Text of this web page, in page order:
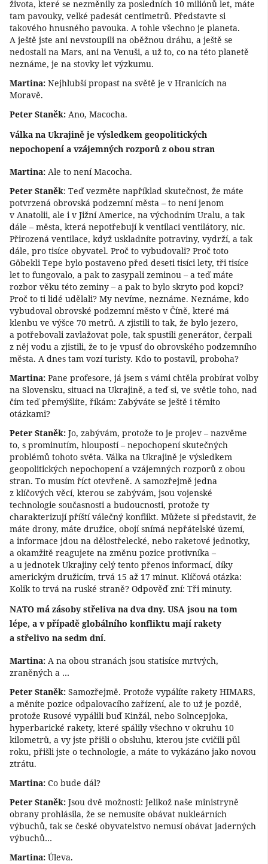
života, které se nezměnily za posledních 10 miliónů let, máte
tam pavouky, velké padesát centimetrů. Představte si
takového hnusného pavouka. A tohle všechno je planeta.
A ještě jste ani nevstoupili na oběžnou dráhu, a ještě se
nedostali na Mars, ani na Venuši, a už to, co na této planetě
neznáme, je na stovky let výzkumu.
Martina: Nejhlubší propast na světě je v Hranicích na
Moravě.
Peter Staněk: Ano, Macocha.
Válka na Ukrajině je výsledkem geopolitických
nepochopení a vzájemných rozporů z obou stran
Martina: Ale to není Macocha.
Peter Staněk: Teď vezměte například skutečnost, že máte
potvrzená obrovská podzemní města – to není jenom
v Anatolii, ale i v Jižní Americe, na východním Uralu, a tak
dále – města, která nepotřebují k ventilaci ventilátory, nic.
Přirozená ventilace, když uskladníte potraviny, vydrží, a tak
dále, pro tisíce obyvatel. Proč to vybudovali? Proč toto
Göbekli Tepe bylo postaveno před deseti tisíci lety, tři tisíce
let to fungovalo, a pak to zasypali zeminou – a teď máte
rozbor věku této zeminy – a pak to bylo skryto pod kopci?
Proč to ti lidé udělali? My nevíme, neznáme. Neznáme, kdo
vybudoval obrovské podzemní město v Číně, které má
klenbu ve výšce 70 metrů. A zjistili to tak, že bylo jezero,
a potřebovali zavlažovat pole, tak spustili generátor, čerpali
z něj vodu a zjistili, že to je vpusť do obrovského podzemního
města. A dnes tam vozí turisty. Kdo to postavil, proboha?
Martina: Pane profesore, já jsem s vámi chtěla probírat volby
na Slovensku, situaci na Ukrajině, a teď si, ve světle toho, nad
čím teď přemýšlíte, říkám: Zabýváte se ještě i těmito
otázkami?
Peter Staněk: Jo, zabývám, protože to je projev – nazvěme
to, s prominutím, hloupostí – nepochopení skutečných
problémů tohoto světa. Válka na Ukrajině je výsledkem
geopolitických nepochopení a vzájemných rozporů z obou
stran. To musím říct otevřeně. A samozřejmě jedna
z klíčových věcí, kterou se zabývám, jsou vojenské
technologie současnosti a budoucnosti, protože ty
charakterizují příští válečný konflikt. Můžete si představit, že
máte drony, máte družice, obojí snímá nepřátelské území,
a informace jdou na dělostřelecké, nebo raketové jednotky,
a okamžitě reagujete na změnu pozice protivníka –
a u jednotek Ukrajiny celý tento přenos informací, díky
americkým družicím, trvá 15 až 17 minut. Klíčová otázka:
Kolik to trvá na ruské straně? Odpověď zní: Tři minuty.
NATO má zásoby střeliva na dva dny. USA jsou na tom
lépe, a v případě globálního konfliktu mají rakety
a střelivo na sedm dní.
Martina: A na obou stranách jsou statisíce mrtvých,
zraněných a …
Peter Staněk: Samozřejmě. Protože vypálíte rakety HIMARS,
a měníte pozice odpalovacího zařízení, ale to už je pozdě,
protože Rusové vypálili buď Kinžál, nebo Solncepjoka,
hyperbarické rakety, které spálily všechno v okruhu 10
kilometrů, a vy jste přišli o obsluhu, kterou jste cvičili půl
roku, přišli jste o technologie, a máte to vykázáno jako novou
ztrátu.
Martina: Co bude dál?
Peter Staněk: Jsou dvě možnosti: Jelikož naše ministryně
obrany prohlásila, že se nemusíte obávat nukleárních
výbuchů, tak se české obyvatelstvo nemusí obávat jaderných
výbuchů…
Martina: Úleva.